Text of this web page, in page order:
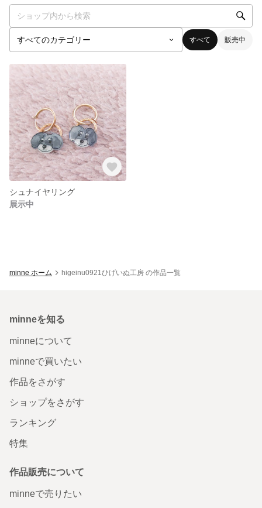
すべて 販売中
シュナイヤリング
展示中
minne ホーム higeinu0921ひげいぬ工房 の作品一覧
minneを知る
minneについて
minneで買いたい
作品をさがす
ショップをさがす
ランキング
特集
作品販売について
minneで売りたい